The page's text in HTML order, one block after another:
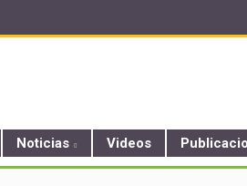
Noticias Videos